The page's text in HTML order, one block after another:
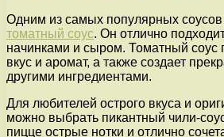
Одним из самых популярных
томатный соус. Он отлично
начинками и сыром. Томатный соус
вкус и аромат, а также создает
другими ингредиентами.
Для любителей острого вкуса и
можно выбрать пикантный чили-
пицце острые нотки и отлично